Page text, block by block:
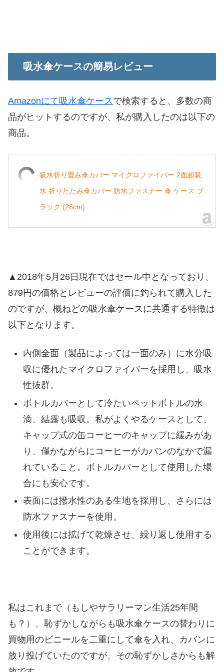
吸水傘ケースの簡易レビュー
Amazonにて吸水傘ケースで検索すると、多数の商
品がヒットするのですが、私が購入したのは以下の
商品。
吸水折り畳み傘カバー マイクロファイバー 2面超吸
水 折りたたみ傘カバー 防水ファスナー 傘 ケース ブ
ラック (28cm)
▲2018年5月26日現在ではセール中となっており、
879円の価格とレビューの評価に釣られて購入した
のですが、概ねどの吸水傘ケースに共通する特徴は
以下となります。
内側全面（製品によっては一面のみ）に水分吸
収に優れたマイクロファイバーを採用し、吸水
性抜群。
ボトルカバーとして冷たいペットボトルの水
滴、結露も吸収。私がよくやるケースとして、
キャップ式の缶コーヒーのキャップに緩みがあ
り、僅かながらにコーヒーがカバンのなかで漏
れていること。ボトルカバーとして使用した場
合にも安心です。
表面には撥水性のある生地を採用し、さらには
防水ファスナーを使用。
使用後には拡げて乾燥させ、繰り返し使用する
ことができます。
私はこれまで（もしやサラリーマン生活25年間
も？）、恥ずかしながらも吸水傘ケースの替わりに
買物用のビニールを二重にして傘を入れ、カバンに
放り投げていたのですが、その恥ずかしさからも解